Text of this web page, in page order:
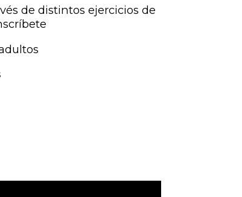
de distintos ejercicios de